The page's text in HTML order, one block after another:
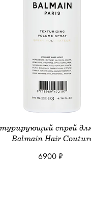
спрей
Balmain Hair
6900 ₽